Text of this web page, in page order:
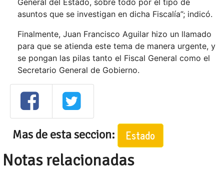
General del Estado, sobre todo por el tipo de
asuntos que se investigan en dicha Fiscalía”; indicó.
Finalmente, Juan Francisco Aguilar hizo un llamado
para que se atienda este tema de manera urgente, y
se pongan las pilas tanto el Fiscal General como el
Secretario General de Gobierno.
Mas de esta seccion: Estado
Notas relacionadas